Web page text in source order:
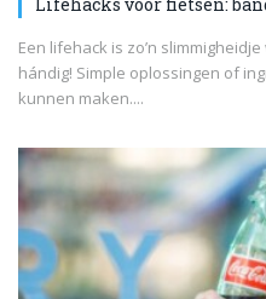
Een lifehack is zo’n
hándig! Simple oplossingen of
kunnen maken....